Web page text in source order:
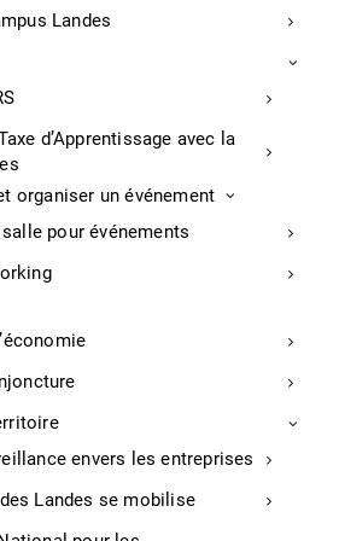
Landes
d’Apprentissage avec la
organiser un événement
pour événements
envers les entreprises
Landes se mobilise
des entreprises est
2021
aéronautique à Rion des
DCI
de Rion des Landes serait dévolu
Conseil International, 850
détenu par l’Etat, il est un
pour l’entretien et la
et la formation des
en conditions opérationnelles et
d’une trentaine d’emplois